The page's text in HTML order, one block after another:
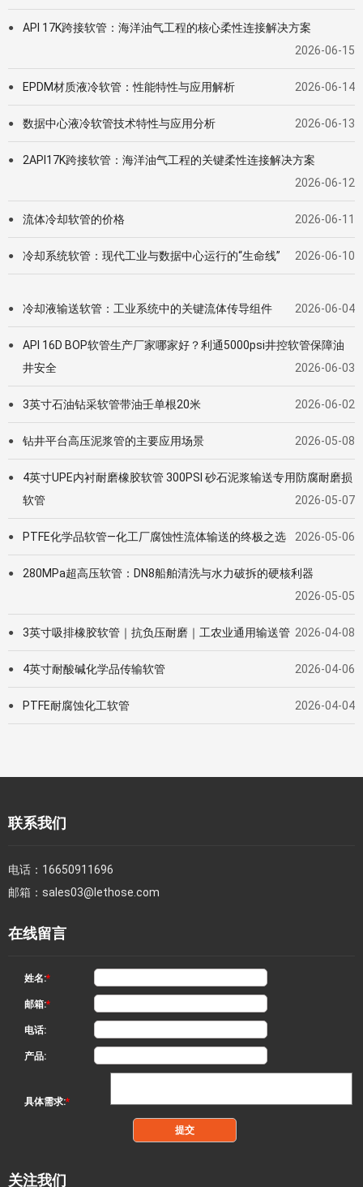
●
API 17K跨接软管：海洋油气工程的核心柔性连接解决方案
2026-06-15
● EPDM材质液冷软管：性能特性与应用解析 2026-06-14
● 数据中心液冷软管技术特性与应用分析 2026-06-13
●
2API17K跨接软管：海洋油气工程的关键柔性连接解决方案
2026-06-12
● 流体冷却软管的价格 2026-06-11
● 冷却系统软管：现代工业与数据中心运行的“生命线” 2026-06-10
● 冷却液输送软管：工业系统中的关键流体传导组件 2026-06-04
●
API 16D BOP软管生产厂家哪家好？利通5000psi井控软管保障油
井安全
2026-06-03
● 3英寸石油钻采软管带油壬单根20米 2026-06-02
● 钻井平台高压泥浆管的主要应用场景 2026-05-08
●
4英寸UPE内衬耐磨橡胶软管 300PSI 砂石泥浆输送专用防腐耐磨损
软管
2026-05-07
● PTFE化学品软管—化工厂腐蚀性流体输送的终极之选 2026-05-06
●
280MPa超高压软管：DN8船舶清洗与水力破拆的硬核利器
2026-05-05
● 3英寸吸排橡胶软管｜抗负压耐磨｜工农业通用输送管 2026-04-08
● 4英寸耐酸碱化学品传输软管 2026-04-06
● PTFE耐腐蚀化工软管 2026-04-04
联系我们
电话： 16650911696
邮箱： sales03@lethose.com
在线留言
姓名:*
邮箱:*
电话:
产品:
具体需求:*
关注我们